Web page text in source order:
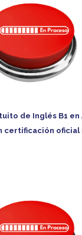
de Inglés B1 en
certificación oficial